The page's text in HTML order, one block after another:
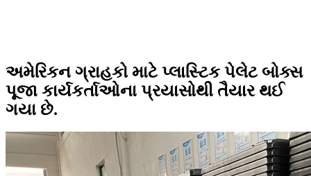
અમેરિકન ગ્રાહકો માટે પ્લાસ્ટિક પેલેટ બોક્સ
પૂજા કાર્યકર્તાઓના પ્રયાસોથી તૈયાર થઈ
ગયા છે.